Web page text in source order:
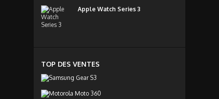
Apple Watch Series 3
TOP DES VENTES